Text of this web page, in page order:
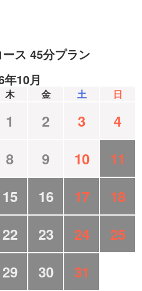
ス 45分プラン
年10月
木 金 土 日
1 2 3
4
8 9 10
11
15 16 17
18
22 23 24
25
29 30 31